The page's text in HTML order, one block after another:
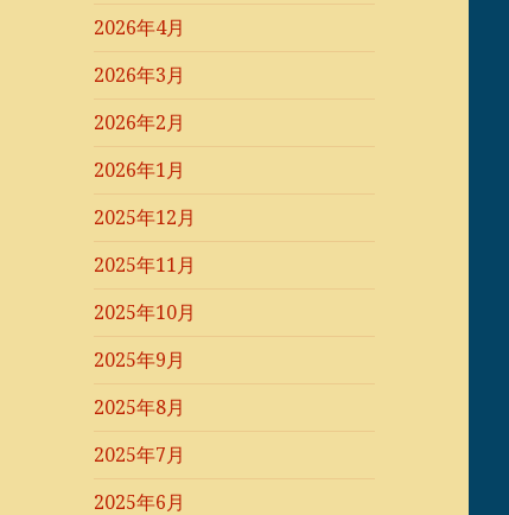
2026年4月
2026年3月
2026年2月
2026年1月
2025年12月
2025年11月
2025年10月
2025年9月
2025年8月
2025年7月
2025年6月